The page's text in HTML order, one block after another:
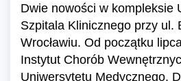
Dwie nowości w kompleksie
Szpitala Klinicznego przy ul.
Wrocławiu. Od początku
Instytut Chorób
Uniwersytetu Medycznego.